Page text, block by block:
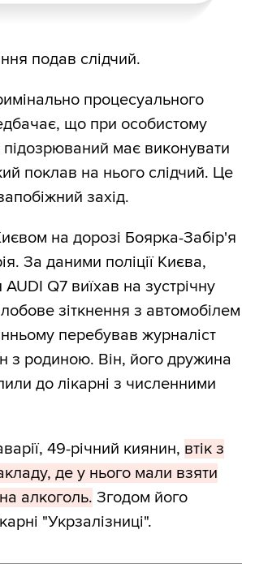
подав слідчий.
процесуального
що при особистому
підозрюваний має виконувати
поклав на нього слідчий. Це
захід.
на дорозі Боярка-Забір'я
За даними поліції Києва,
AUDI Q7 виїхав на зустрічну
лобове зіткнення з автомобілем
перебував журналіст
з родиною. Він, його дружина
до лікарні з численними
49-річний киянин, втік з
де у нього мали взяти
алкоголь. Згодом його
"Укрзалізниці".